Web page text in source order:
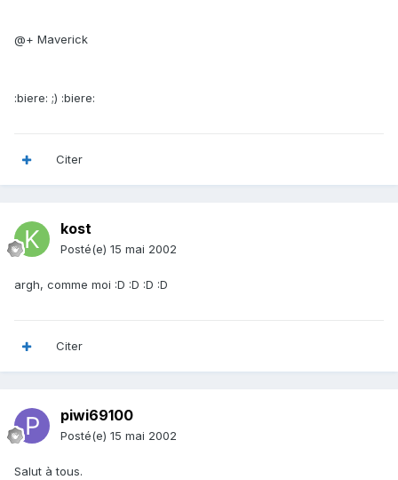
@+ Maverick
:biere: ;) :biere:
Citer
kost
Posté(e) 15 mai 2002
argh, comme moi :D :D :D :D
Citer
piwi69100
Posté(e) 15 mai 2002
Salut à tous.